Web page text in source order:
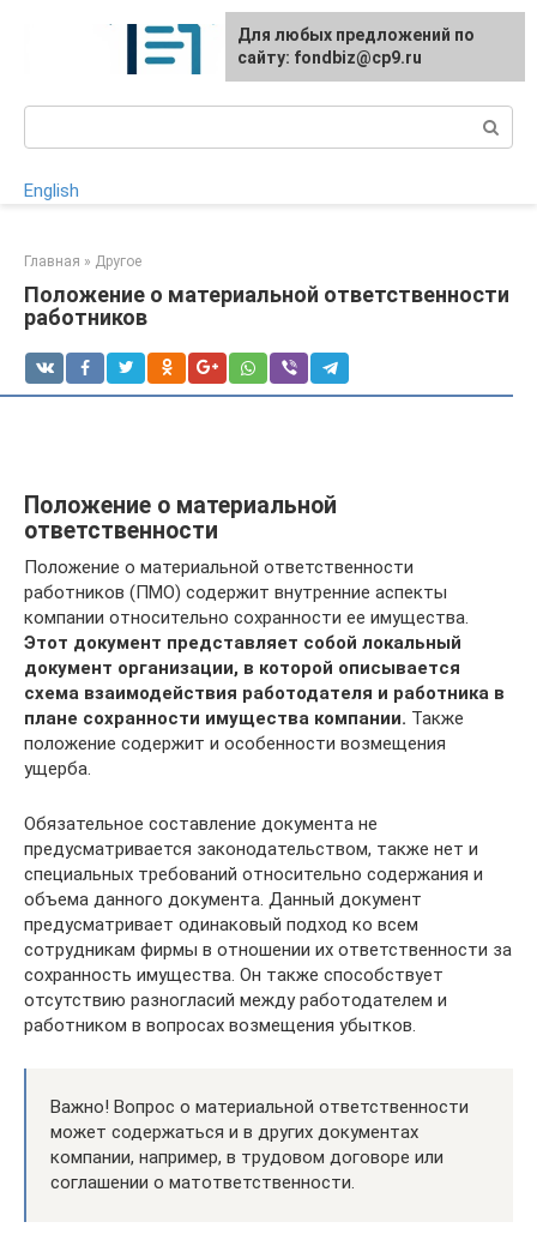
English
Главная » Другое
Положение о материальной ответственности
работников
Положение о материальной
ответственности
Положение о материальной ответственности
работников (ПМО) содержит внутренние аспекты
компании относительно сохранности ее имущества.
Этот документ представляет собой локальный
документ организации, в которой описывается
схема взаимодействия работодателя и работника в
плане сохранности имущества компании. Также
положение содержит и особенности возмещения
ущерба.
Обязательное составление документа не
предусматривается законодательством, также нет и
специальных требований относительно содержания и
объема данного документа. Данный документ
предусматривает одинаковый подход ко всем
сотрудникам фирмы в отношении их ответственности за
сохранность имущества. Он также способствует
отсутствию разногласий между работодателем и
работником в вопросах возмещения убытков.
Важно! Вопрос о материальной ответственности
может содержаться и в других документах
компании, например, в трудовом договоре или
соглашении о матответственности.
Для любых предложений по
сайту: fondbiz@cp9.ru